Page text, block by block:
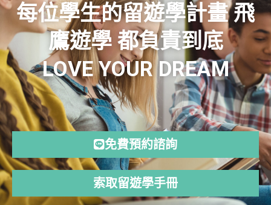
每位學生的留遊學計畫 飛
鷹遊學 都負責到底
LOVE YOUR DREAM
免費預約諮詢
索取留遊學手冊